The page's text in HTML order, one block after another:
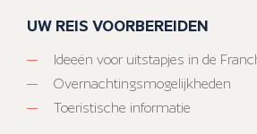
UW REIS VOORBEREIDEN
Ideeën voor uitstapjes in de
Overnachtingsmogelijkheden
Toeristische informatie